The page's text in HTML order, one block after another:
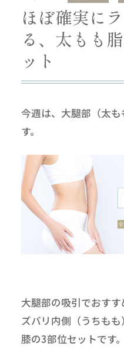
ほぼ確実に
る、太もも
ット
今週は、大腿部（太
す。
大腿部の吸引でおすす
ズバリ内側（うちも
膝の3部位セットです。